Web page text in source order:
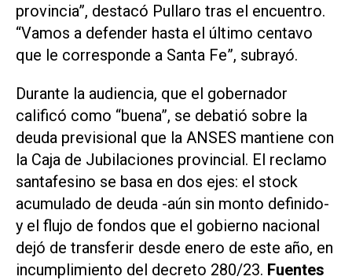
provincia”, destacó Pullaro tras el encuentro.
“Vamos a defender hasta el último centavo
que le corresponde a Santa Fe”, subrayó.
Durante la audiencia, que el gobernador
calificó como “buena”, se debatió sobre la
deuda previsional que la ANSES mantiene con
la Caja de Jubilaciones provincial. El reclamo
santafesino se basa en dos ejes: el stock
acumulado de deuda -aún sin monto definido-
y el flujo de fondos que el gobierno nacional
dejó de transferir desde enero de este año, en
incumplimiento del decreto 280/23. Fuentes